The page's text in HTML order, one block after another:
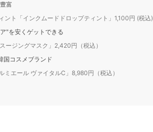
富
ト「インクムードドロップティント」1,100円 (税込)
"を安くゲットできる
ージングマスク」2,420円（税込）
国コスメブランド
ミエール ヴァイタルC」8,980円（税込）